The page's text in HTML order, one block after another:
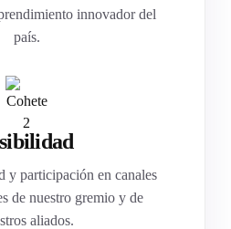
innovador del
país.
y participación en canales
de nuestro gremio y de
aliados.